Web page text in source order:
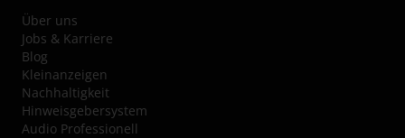
Über uns
Jobs & Karriere
Blog
Kleinanzeigen
Nachhaltigkeit
Hinweisgebersystem
Audio Professionell